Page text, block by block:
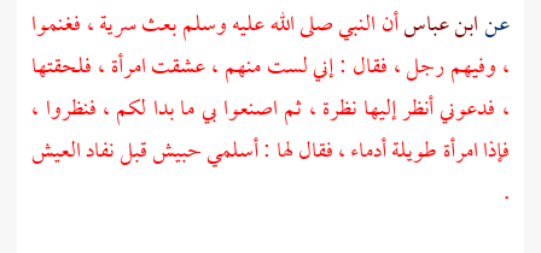
عنابن عباسأن النبي صلى الله عليه وسلم بعث سرية ، فغنموا
، وفيهم رجل ، فقال : إني لست منهم ، عشقت امرأة ، فلحقتها
، فدعوني أنظر إليها نظرة ، ثم اصنعوا بي ما بدا لكم ، فنظروا ،
فإذا امرأة طويلة أدماء ، فقال لها : أسلمي حبيش قبل نفاد العيش
.